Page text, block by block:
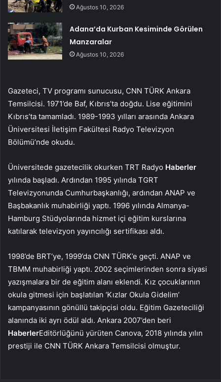
Ağustos 10, 2026
Adana’da Kurban Kesiminde Görülen
Manzaralar
Ağustos 10, 2026
Gazeteci, TV programı sunucusu, CNN TÜRK Ankara
Temsilcisi. 1971’de Baf, Kıbrıs’ta doğdu. Lise eğitimini
Kıbrıs’ta tamamladı. 1989-1993 yılları arasında Ankara
Üniversitesi İletişim Fakültesi Radyo Televizyon
Bölümü’nde okudu.
Üniversitede gazetecilik okurken TRT Radyo Haberler
yılında başladı. Ardından 1995 yılında TGRT
Televizyonunda Cumhurbaşkanlığı, ardından ANAP ve
Başbakanlık muhabirliği yaptı. 1996 yılında Almanya-
Hamburg Stüdyolarında hizmet içi eğitim kurslarına
katılarak televizyon yayıncılığı sertifikası aldı.
1998’de BRT’ye, 1999’da CNN TÜRK’e geçti. ANAP ve
TBMM muhabirliği yaptı. 2002 seçimlerinden sonra siyasi
yazışmalara bir de eğitim alanı eklendi. Kız çocuklarının
okula gitmesi için başlatılan ‘Kızlar Okula Gidelim’
kampanyasının gönüllü takipçisi oldu. Eğitim Gazeteciliği
alanında iki ayrı ödül aldı. Ankara 2007’den beri
HaberlerEditörlüğünü yürüten Canova, 2018 yılında yılın
prestiji ile CNN TÜRK Ankara Temsilcisi olmuştur.